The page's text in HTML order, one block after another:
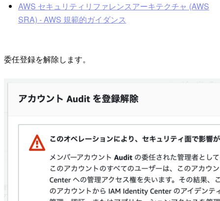
AWS セキュリティリファレンスアーキテクチャ (AWS
SRA) - AWS 規範的ガイダンス
委任登録を解除します。